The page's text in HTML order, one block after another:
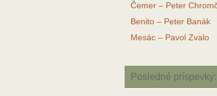
Čemer – Peter
Benito – Peter Banák
Mesác – Pavol Zvalo
Posledné príspevky: